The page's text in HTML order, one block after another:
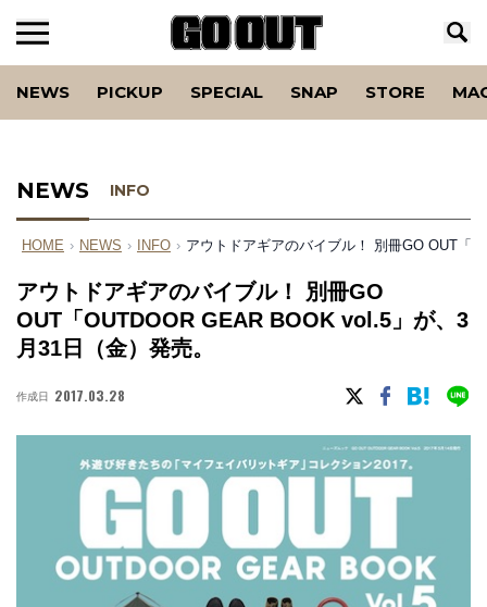
NEWS PICKUP SPECIAL SNAP STORE
NEWS INFO
HOME › NEWS › INFO › アウトドアギアのバイブル！ 別冊GO OUT「
アウトドアギアのバイブル！ 別冊GO
OUT「OUTDOOR GEAR BOOK vol.5」が、3
月31日（金）発売。
作成日 2017.03.28